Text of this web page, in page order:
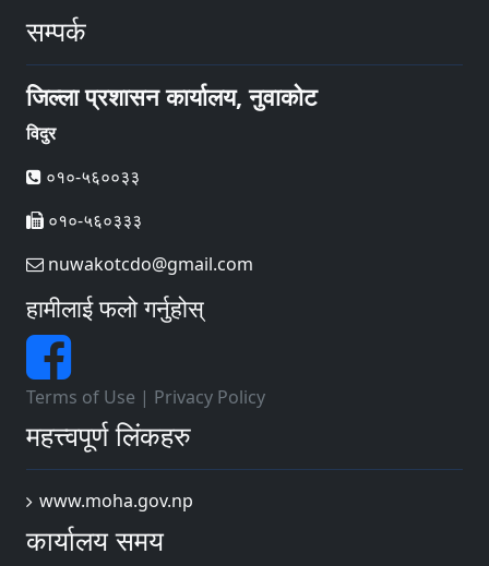
सम्पर्क
जिल्ला प्रशासन कार्यालय, नुवाकोट
विदुर
०१०-५६००३३
०१०-५६०३३३
nuwakotcdo@gmail.com
हामीलाई फलो गर्नुहोस्
Terms of Use | Privacy Policy
महत्त्वपूर्ण लिंकहरु
www.moha.gov.np
कार्यालय समय